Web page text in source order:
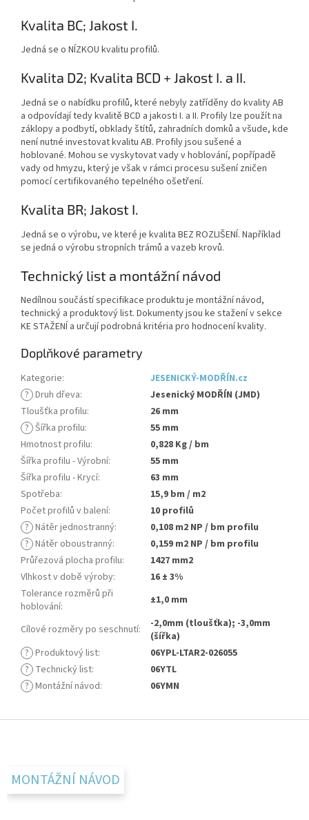
Kvalita BC; Jakost I.
Jedná se o NÍZKOU kvalitu profilů.
Kvalita D2; Kvalita BCD + Jakost I. a II.
Jedná se o nabídku profilů, které nebyly zatříděny do kvality AB
a odpovídají tedy kvalitě BCD a jakosti I. a II. Profily lze použít na
záklopy a podbytí, obklady štítů, zahradních domků a všude, kde
není nutné investovat kvalitu AB. Profily jsou sušené a
hoblované. Mohou se vyskytovat vady v hoblování, popřípadě
vady od hmyzu, který je však v rámci procesu sušení zničen
pomocí certifikovaného tepelného ošetření.
Kvalita BR; Jakost I.
Jedná se o výrobu, ve které je kvalita BEZ ROZLIŠENÍ. Například
se jedná o výrobu stropních trámů a vazeb krovů.
Technický list a montážní návod
Nedílnou součástí specifikace produktu je montážní návod,
technický a produktový list. Dokumenty jsou ke stažení v sekce
KE STAŽENÍ a určují podrobná kritéria pro hodnocení kvality.
Doplňkové parametry
Kategorie:
JESENICKÝ-MODŘÍN.cz
? Druh dřeva:
Jesenický MODŘÍN (JMD)
Tloušťka profilu:
26 mm
? Šířka profilu:
55 mm
Hmotnost profilu:
0,828 Kg / bm
Šířka profilu - Výrobní:
55 mm
Šířka profilu - Krycí:
63 mm
Spotřeba:
15,9 bm / m2
Počet profilů v balení:
10 profilů
? Nátěr jednostranný:
0,108 m2 NP / bm profilu
? Nátěr oboustranný:
0,159 m2 NP / bm profilu
Průřezová plocha profilu:
1427 mm2
Vlhkost v době výroby:
16 ± 3%
Tolerance rozměrů při
hoblování: ±1,0 mm
Cílové rozměry po seschnutí:
-2,0mm (tloušťka); -3,0mm
(šířka)
? Produktový list:
06YPL-LTAR2-026055
? Technický list:
06YTL
? Montážní návod: 06YMN
MONTÁŽNÍ NÁVOD